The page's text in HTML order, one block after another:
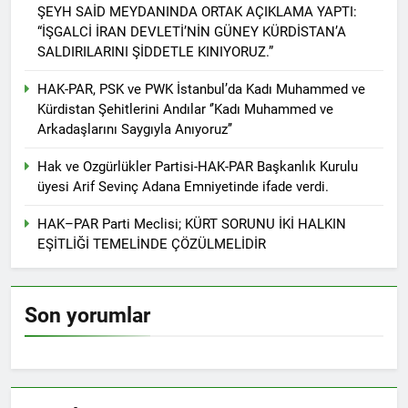
kadınlar günü.
BİRLİĞİ
1 Yıl Ago
HAK-PAR Hewler temsilcisi
Mehmet Şirin Timur; HAK-
PAR heyetine gösterilen ilgi
için teşekkür ediyoruz.
1 Yıl Ago
HAK-PAR BAŞKANLIK
KURULU; ‘Kürt meselesi
PKK den ibaret değildir.’
1 Yıl Ago
*HAK-PAR Genel başkanı
Düzgün KAPLAN,* *Erbil’de
RUDAW’ın düzenlediği
“Ortadoğu’nun Geleceğinde
Belirsizlikler” Formuna
katıldı*
HAK-PAR Genel Başkanı
Düzgün Kaplan “Hewler
HAK-PAR, PSK VE PWK
ŞEYH SAİD MEYDANINDA ORTAK AÇIKLAMA YAPTI:
“İŞGALCİ İRAN DEVLETİ’NİN GÜNEY KÜRDİSTAN’A
SALDIRILARINI ŞİDDETLE KINIYORUZ.”
HAK-PAR, PSK ve PWK İstanbul’da Kadı Muhammed ve
Kürdistan Şehitlerini Andılar ‘’Kadı Muhammed ve
Arkadaşlarını Saygıyla Anıyoruz’’
Hak ve Ozgürlükler Partisi-HAK-PAR Başkanlık Kurulu
üyesi Arif Sevinç Adana Emniyetinde ifade verdi.
HAK–PAR Parti Meclisi; KÜRT SORUNU İKİ HALKIN
EŞİTLİĞİ TEMELİNDE ÇÖZÜLMELİDİR
Son yorumlar